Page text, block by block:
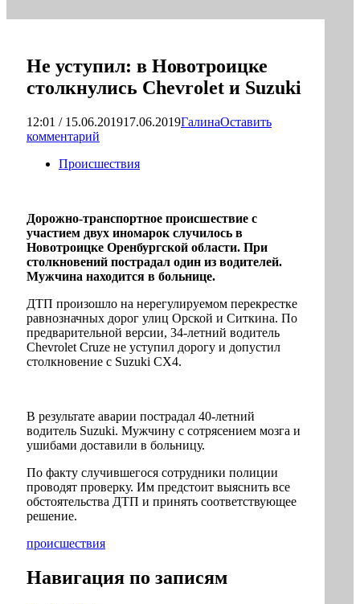
Не уступил: в Новотроицке
столкнулись Chevrolet и Suzuki
12:01 / 15.06.201917.06.2019ГалинаОставить
комментарий
Происшествия
Дорожно-транспортное происшествие с
участием двух иномарок случилось в
Новотроицке Оренбургской области. При
столкновений пострадал один из водителей.
Мужчина находится в больнице.
ДТП произошло на нерегулируемом перекрестке
равнозначных дорог улиц Орской и Ситкина. По
предварительной версии, 34-летний водитель
Chevrolet Cruze не уступил дорогу и допустил
столкновение с Suzuki СХ4.
В результате аварии пострадал 40-летний
водитель Suzuki. Мужчину с сотрясением мозга и
ушибами доставили в больницу.
По факту случившегося сотрудники полиции
проводят проверку. Им предстоит выяснить все
обстоятельства ДТП и принять соответствующее
решение.
происшествия
Навигация по записям